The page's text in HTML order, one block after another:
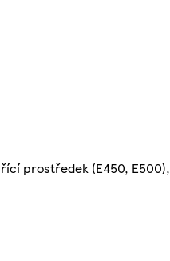
prostředek (E450, E500),